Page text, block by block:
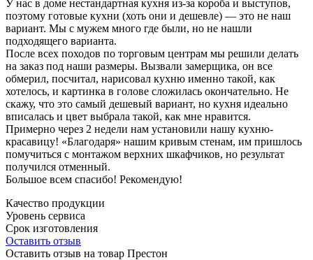
У нас в доме нестандартная кухня из-за короба и выступов,
поэтому готовые кухни (хоть они и дешевле) — это не наш
вариант. Мы с мужем много где были, но не нашли
подходящего варианта.
После всех походов по торговым центрам мы решили делать
на заказ под наши размеры. Вызвали замерщика, он все
обмерил, посчитал, нарисовал кухню именно такой, как
хотелось, и картинка в голове сложилась окончательно. Не
скажу, что это самый дешевый вариант, но кухня идеально
вписалась и цвет выбрала такой, как мне нравится.
Примерно через 2 недели нам установили нашу кухню-
красавицу! «Благодаря» нашим кривым стенам, им пришлось
помучиться с монтажом верхних шкафчиков, но результат
получился отменный.
Большое всем спасибо! Рекомендую!
Качество продукции
Уровень сервиса
Срок изготовления
Оставить отзыв
Оставить отзыв на товар Престон